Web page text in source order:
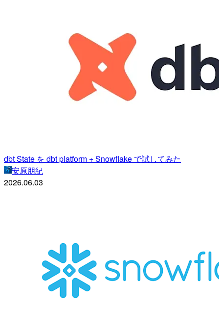
dbt State を dbt platform + Snowflake で試してみた
安原朋紀
2026.06.03